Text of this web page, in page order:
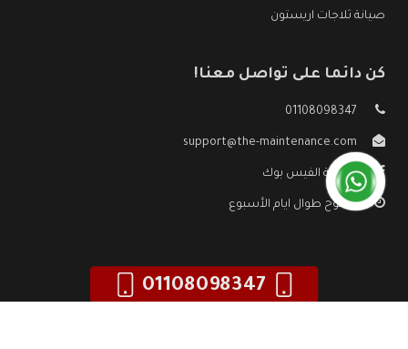
صيانة ثلاجات اريستون
كن دائما على تواصل معنا!
01108098347
support@the-maintenance.com
صفحة الفيس بوك
مفتوح طوال ايام الأسبوع
01108098347